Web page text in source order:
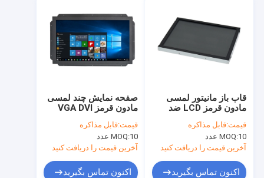
صفحه نمایش چند لمسی
مادون قرمز VGA DVI
نقطه لمسی
قیمت:قابل مذاکره
MOQ:10 عدد
آخرین قیمت را دریافت کنید
اکنون تماس بگیرید
قاب باز مانیتور لمسی
مادون قرمز LCD ضد
قیمت:قابل مذاکره
MOQ:10 عدد
آخرین قیمت را دریافت کنید
اکنون تماس بگیرید